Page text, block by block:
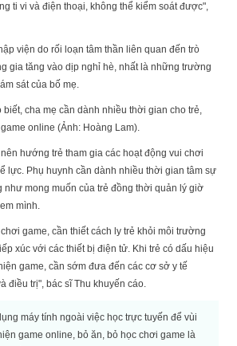
ti vi và điện thoại, không thể kiểm soát được",
viện do rối loạn tâm thần liên quan đến trò
gia tăng vào dịp nghỉ hè, nhất là những trường
sát của bố mẹ.
biết, cha mẹ cần dành nhiều thời gian cho trẻ,
online (Ảnh: Hoàng Lam).
hướng trẻ tham gia các hoạt động vui chơi
lực. Phụ huynh cần dành nhiều thời gian tâm sự
như mong muốn của trẻ đồng thời quản lý giờ
mình.
game, cần thiết cách ly trẻ khỏi môi trường
xúc với các thiết bị điện tử. Khi trẻ có dấu hiệu
game, cần sớm đưa đến các cơ sở y tế
điều trị", bác sĩ Thu khuyến cáo.
máy tính ngoài việc học trực tuyến để vùi
game online, bỏ ăn, bỏ học chơi game là